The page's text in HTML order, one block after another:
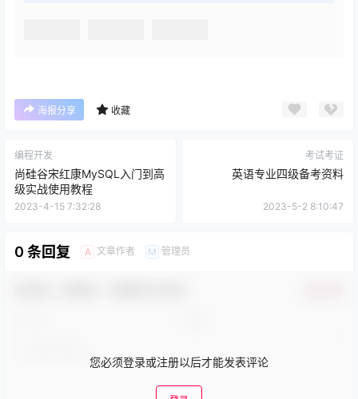
海报分享 收藏
编程开发
尚硅谷宋红康MySQL入门到高
级实战使用教程
2023-4-15 7:32:28
考试考证
英语专业四级备考资料
2023-5-2 8:10:47
0 条回复 A 文章作者 M 管理员
您必须登录或注册以后才能发表评论